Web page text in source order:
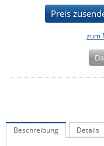
Guntermann &
High Sec Labs
IEC Lock
Kramer Electronics
Preis
zum
Beschreibung Details